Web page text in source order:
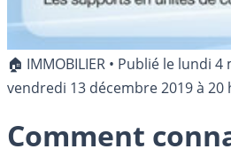
🏠 IMMOBILIER • Publié le lundi 4
vendredi 13 décembre 2019 à 20
Comment